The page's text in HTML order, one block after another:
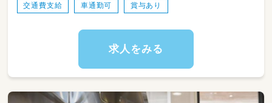
交通費支給 車通勤可 賞与あり
求人をみる